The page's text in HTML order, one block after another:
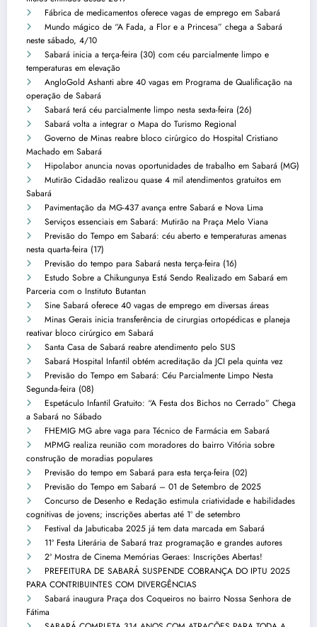
Fábrica de medicamentos oferece vagas de emprego em Sabará
Mundo mágico de “A Fada, a Flor e a Princesa” chega a Sabará
neste sábado, 4/10
Sabará inicia a terça-feira (30) com céu parcialmente limpo e
temperaturas em elevação
AngloGold Ashanti abre 40 vagas em Programa de Qualificação na
operação de Sabará
Sabará terá céu parcialmente limpo nesta sexta-feira (26)
Sabará volta a integrar o Mapa do Turismo Regional
Governo de Minas reabre bloco cirúrgico do Hospital Cristiano
Machado em Sabará
Hipolabor anuncia novas oportunidades de trabalho em Sabará (MG)
Mutirão Cidadão realizou quase 4 mil atendimentos gratuitos em
Sabará
Pavimentação da MG-437 avança entre Sabará e Nova Lima
Serviços essenciais em Sabará: Mutirão na Praça Melo Viana
Previsão do Tempo em Sabará: céu aberto e temperaturas amenas
nesta quarta-feira (17)
Previsão do tempo para Sabará nesta terça-feira (16)
Estudo Sobre a Chikungunya Está Sendo Realizado em Sabará em
Parceria com o Instituto Butantan
Sine Sabará oferece 40 vagas de emprego em diversas áreas
Minas Gerais inicia transferência de cirurgias ortopédicas e planeja
reativar bloco cirúrgico em Sabará
Santa Casa de Sabará reabre atendimento pelo SUS
Sabará Hospital Infantil obtém acreditação da JCI pela quinta vez
Previsão do Tempo em Sabará: Céu Parcialmente Limpo Nesta
Segunda-feira (08)
Espetáculo Infantil Gratuito: “A Festa dos Bichos no Cerrado” Chega
a Sabará no Sábado
FHEMIG MG abre vaga para Técnico de Farmácia em Sabará
MPMG realiza reunião com moradores do bairro Vitória sobre
construção de moradias populares
Previsão do tempo em Sabará para esta terça-feira (02)
Previsão do Tempo em Sabará – 01 de Setembro de 2025
Concurso de Desenho e Redação estimula criatividade e habilidades
cognitivas de jovens; inscrições abertas até 1º de setembro
Festival da Jabuticaba 2025 já tem data marcada em Sabará
11ª Festa Literária de Sabará traz programação e grandes autores
2ª Mostra de Cinema Memórias Geraes: Inscrições Abertas!
PREFEITURA DE SABARÁ SUSPENDE COBRANÇA DO IPTU 2025
PARA CONTRIBUINTES COM DIVERGÊNCIAS
Sabará inaugura Praça dos Coqueiros no bairro Nossa Senhora de
Fátima